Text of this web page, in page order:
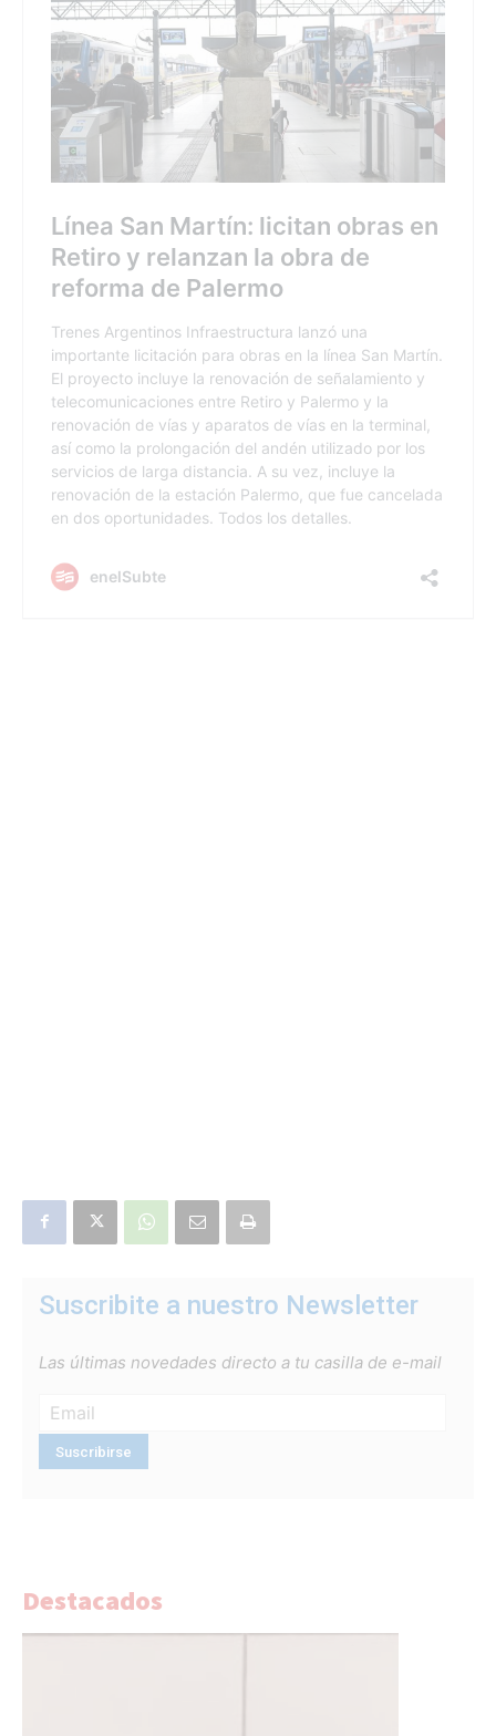
Suscribite a nuestro Newsletter
Las últimas novedades directo a tu casilla de e-mail
Destacados